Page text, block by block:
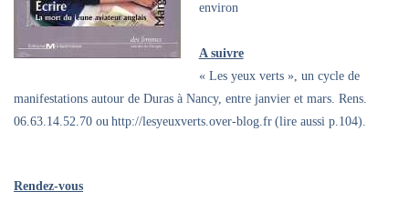
environ
A suivre
« Les yeux verts », un cycle de
manifestations autour de Duras à Nancy, entre janvier et mars. Rens.
06.63.14.52.70 ou http://lesyeuxverts.over-blog.fr (lire aussi p.104).
Rendez-vous